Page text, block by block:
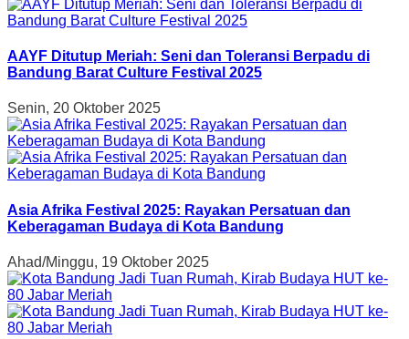
AAYF Ditutup Meriah: Seni dan Toleransi Berpadu di
Bandung Barat Culture Festival 2025
Senin, 20 Oktober 2025
Asia Afrika Festival 2025: Rayakan Persatuan dan
Keberagaman Budaya di Kota Bandung
Ahad/Minggu, 19 Oktober 2025